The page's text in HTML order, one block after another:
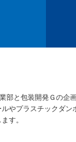
部と包装開発Ｇの企
やプラスチックダ
す。